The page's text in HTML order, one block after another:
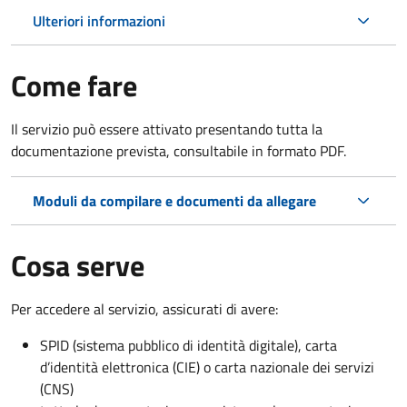
Ulteriori informazioni
Come fare
Il servizio può essere attivato presentando tutta la
documentazione prevista, consultabile in formato PDF.
Moduli da compilare e documenti da allegare
Cosa serve
Per accedere al servizio, assicurati di avere:
SPID (sistema pubblico di identità digitale), carta
d’identità elettronica (CIE) o carta nazionale dei servizi
(CNS)